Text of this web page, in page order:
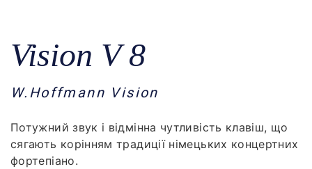
Vision V 8
W.Hoffmann Vision
Потужний звук і відмінна чутливість клавіш, що
сягають корінням традиції німецьких концертних
фортепіано.